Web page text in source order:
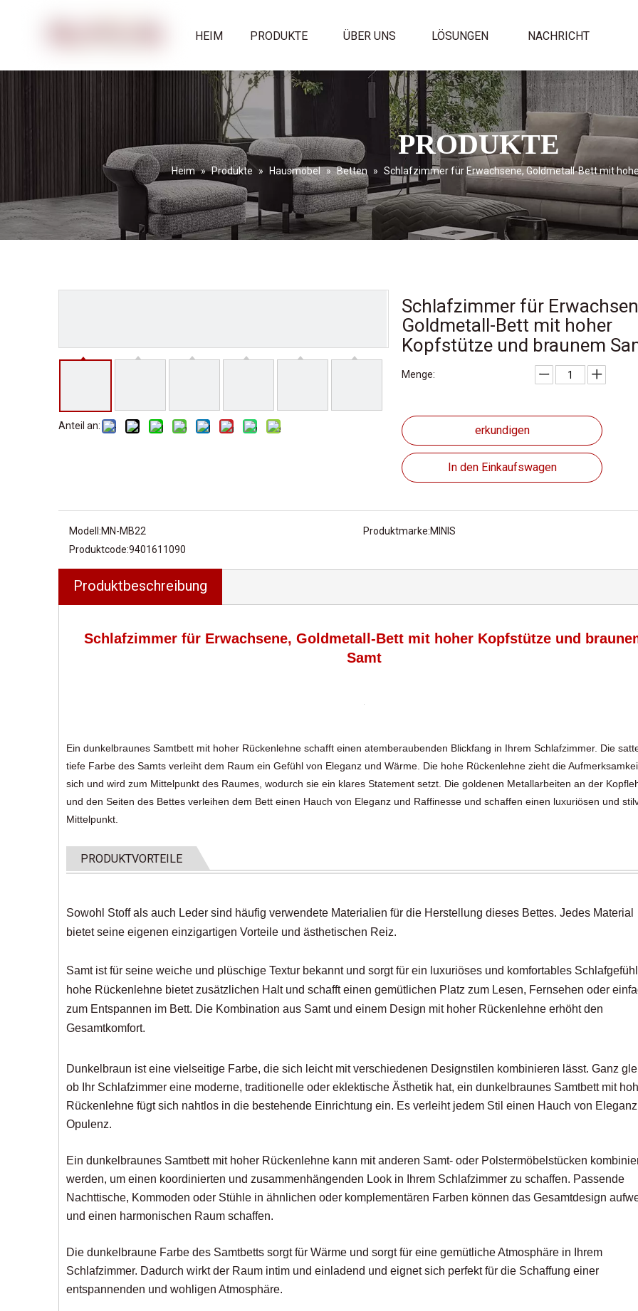
HEIM PRODUKTE ÜBER UNS LÖSUNGEN NACHRICHT
PRODUKTE
Heim » Produkte » Hausmöbel » Betten » Schlafzimmer für Erwachsene, Goldmetall-Bett mit
Anteil an:
Schlafzimmer für
Goldmetall-Bett mit hoher
Kopfstütze und braunem
Menge:
erkundigen
In den Einkaufswagen
Modell:MN-MB22 Produktmarke:MINIS
Produktcode:9401611090
Produktbeschreibung
Schlafzimmer für Erwachsene, Goldmetall-Bett mit hoher Kopfstütze und
Samt
Ein dunkelbraunes Samtbett mit hoher Rückenlehne schafft einen atemberaubenden Blickfang in Ihrem Schlafzimmer. Die
tiefe Farbe des Samts verleiht dem Raum ein Gefühl von Eleganz und Wärme. Die hohe Rückenlehne zieht die
sich und wird zum Mittelpunkt des Raumes, wodurch sie ein klares Statement setzt. Die goldenen Metallarbeiten an der
und den Seiten des Bettes verleihen dem Bett einen Hauch von Eleganz und Raffinesse und schaffen einen luxuriösen und
Mittelpunkt.
PRODUKTVORTEILE
Sowohl Stoff als auch Leder sind häufig verwendete Materialien für die Herstellung dieses Bettes. Jedes Material
bietet seine eigenen einzigartigen Vorteile und ästhetischen Reiz.
Samt ist für seine weiche und plüschige Textur bekannt und sorgt für ein luxuriöses und komfortables
hohe Rückenlehne bietet zusätzlichen Halt und schafft einen gemütlichen Platz zum Lesen, Fernsehen oder
zum Entspannen im Bett. Die Kombination aus Samt und einem Design mit hoher Rückenlehne erhöht den
Gesamtkomfort.
Dunkelbraun ist eine vielseitige Farbe, die sich leicht mit verschiedenen Designstilen kombinieren lässt. Ganz
ob Ihr Schlafzimmer eine moderne, traditionelle oder eklektische Ästhetik hat, ein dunkelbraunes Samtbett mit
Rückenlehne fügt sich nahtlos in die bestehende Einrichtung ein. Es verleiht jedem Stil einen Hauch von
Opulenz.
Ein dunkelbraunes Samtbett mit hoher Rückenlehne kann mit anderen Samt- oder Polstermöbelstücken
werden, um einen koordinierten und zusammenhängenden Look in Ihrem Schlafzimmer zu schaffen. Passende
Nachttische, Kommoden oder Stühle in ähnlichen oder komplementären Farben können das Gesamtdesign
und einen harmonischen Raum schaffen.
Die dunkelbraune Farbe des Samtbetts sorgt für Wärme und sorgt für eine gemütliche Atmosphäre in Ihrem
Schlafzimmer. Dadurch wirkt der Raum intim und einladend und eignet sich perfekt für die Schaffung einer
entspannenden und wohligen Atmosphäre.